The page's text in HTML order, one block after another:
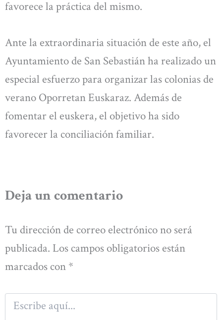
favorece la práctica del mismo.
Ante la extraordinaria situación de este año, el
Ayuntamiento de San Sebastián ha realizado un
especial esfuerzo para organizar las colonias de
verano Oporretan Euskaraz. Además de
fomentar el euskera, el objetivo ha sido
favorecer la conciliación familiar.
Deja un comentario
Tu dirección de correo electrónico no será
publicada. Los campos obligatorios están
marcados con *
Escribe
aquí...